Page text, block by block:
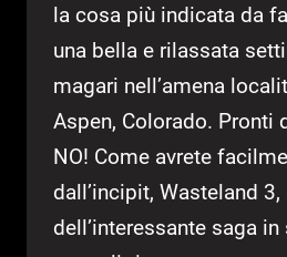
la cosa più indicata da
una bella e rilassata
magari nell’amena
Aspen, Colorado. Pronti
NO! Come avrete
dall’incipit, Wasteland
dell’interessante saga